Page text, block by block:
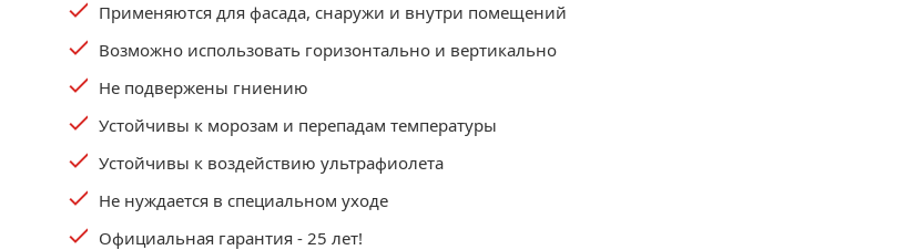
Применяются для фасада, снаружи и внутри помещений
Возможно использовать горизонтально и вертикально
Не подвержены гниению
Устойчивы к морозам и перепадам температуры
Устойчивы к воздействию ультрафиолета
Не нуждается в специальном уходе
Официальная гарантия - 25 лет!